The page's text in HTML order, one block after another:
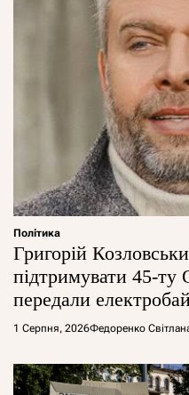
Політика
Григорій
підтримувати 45-
передали
1 Серпня, 2026Федоренко